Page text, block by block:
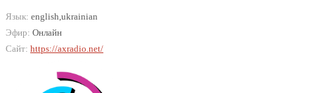
Язык: english,ukrainian
Эфир: Онлайн
Сайт: https://axradio.net/